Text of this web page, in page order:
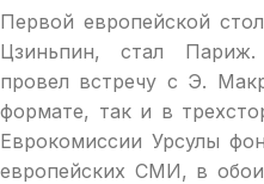
Первой европейской
Цзиньпин, стал
провел встречу с Э.
формате, так и в
Еврокомиссии Урсулы
европейских СМИ, в